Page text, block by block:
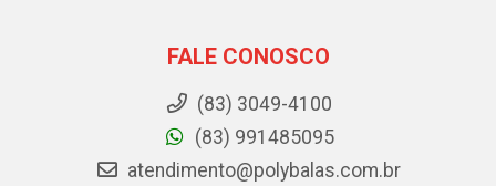
FALE CONOSCO
(83) 3049-4100
(83) 991485095
atendimento@polybalas.com.br